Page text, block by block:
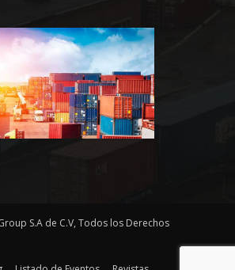
S.A de C.V, Todos los Derechos